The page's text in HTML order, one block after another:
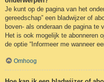
Je kunt op de pagina van het
gereedschap” een bladwijzer of
boven- als onderaan de pagina te
Het is ook mogelijk te abonneren
de optie “Informeer me wanneer
Omhoog